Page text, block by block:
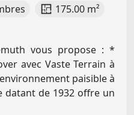
175.00 m²
vous propose : *
avec Vaste Terrain à
paisible à
datant de 1932 offre un